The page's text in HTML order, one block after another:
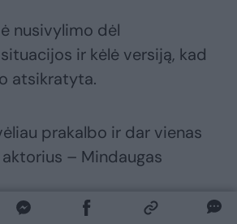
nusivylimo dėl
ir kėlė versiją, kad
atsikratyta.
prakalbo ir dar vienas
– Mindaugas